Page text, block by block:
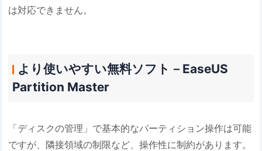
は対応できません。
より使いやすい無料ソフト－EaseUS
Partition Master
「ディスクの管理」で基本的なパーティション操作は可能
ですが、隣接領域の制限など、操作性に制約があります。